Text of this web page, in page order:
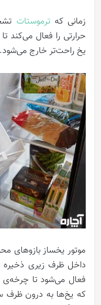
زمانی کهترموستات
حرارتی را فعال می‌کند
یخ راحت‌تر خارج می‌شود.
موتور یخساز بازوهای
داخل ظرف زیری ذخیره
فعال می‌شود تا چرخه‌ی
که یخ‌ها به درون ظرف